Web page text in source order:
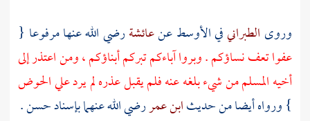
وروى الطبرانيفي الأوسط عنعائشةرضي الله عنها مرفوعا {
عفوا تعف نساؤكم . وبروا آباءكم تبركم أبناؤكم ، ومن اعتذر إلى
أخيه المسلم من شيء بلغه عنه فلم يقبل عذره لم يرد علي الحوض
} ورواه أيضا من حديثابن عمررضي الله عنهما بإسناد حسن .